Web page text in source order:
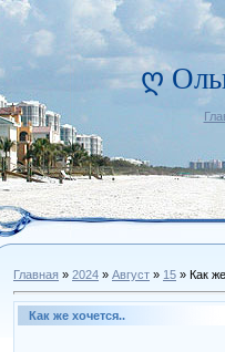
ღ
Главная » 2024 » Август » 15 » Как
Как же хочется..